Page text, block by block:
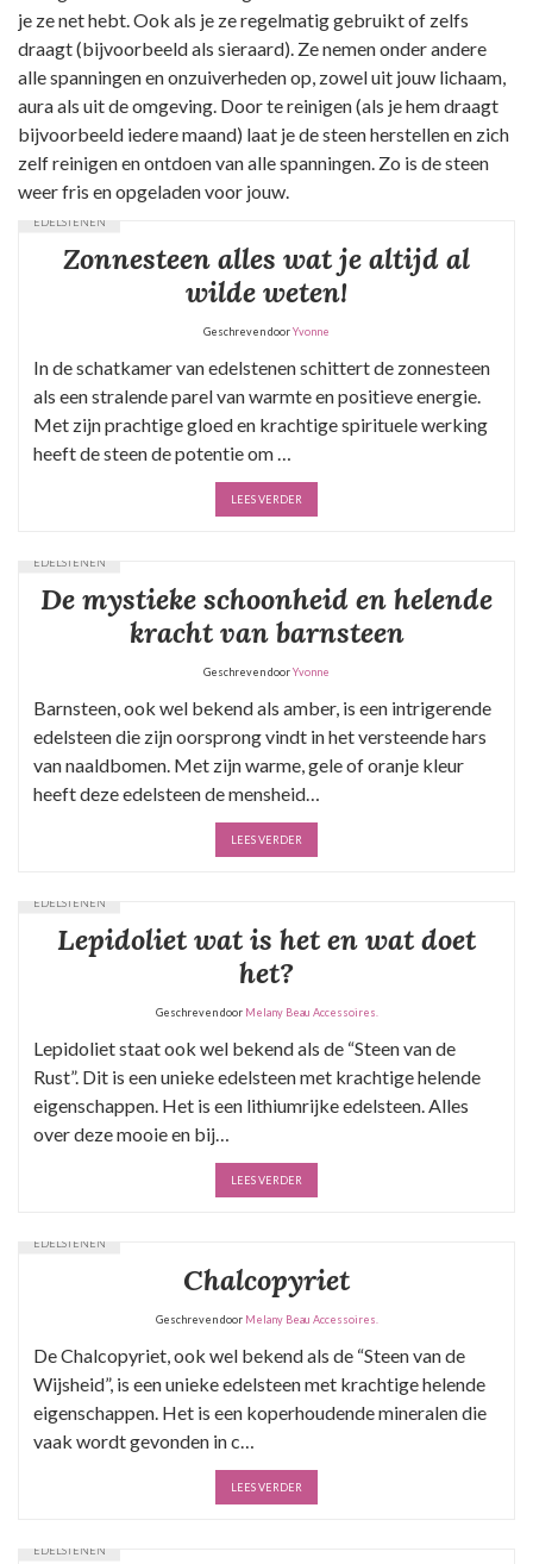
je ze net hebt. Ook als je ze regelmatig gebruikt of zelfs
draagt (bijvoorbeeld als sieraard). Ze nemen onder andere
alle spanningen en onzuiverheden op, zowel uit jouw lichaam,
aura als uit de omgeving. Door te reinigen (als je hem draagt
bijvoorbeeld iedere maand) laat je de steen herstellen en zich
zelf reinigen en ontdoen van alle spanningen. Zo is de steen
weer fris en opgeladen voor jouw.
EDELSTENEN
Zonnesteen alles wat je altijd al
wilde weten!
Geschreven doorYvonne
In de schatkamer van edelstenen schittert de zonnesteen
als een stralende parel van warmte en positieve energie.
Met zijn prachtige gloed en krachtige spirituele werking
heeft de steen de potentie om …
LEES VERDER
EDELSTENEN
De mystieke schoonheid en helende
kracht van barnsteen
Geschreven doorYvonne
Barnsteen, ook wel bekend als amber, is een intrigerende
edelsteen die zijn oorsprong vindt in het versteende hars
van naaldbomen. Met zijn warme, gele of oranje kleur
heeft deze edelsteen de mensheid…
LEES VERDER
EDELSTENEN
Lepidoliet wat is het en wat doet
het?
Geschreven door Melany Beau Accessoires.
Lepidoliet staat ook wel bekend als de “Steen van de
Rust”. Dit is een unieke edelsteen met krachtige helende
eigenschappen. Het is een lithiumrijke edelsteen. Alles
over deze mooie en bij…
LEES VERDER
EDELSTENEN
Chalcopyriet
Geschreven door Melany Beau Accessoires.
De Chalcopyriet, ook wel bekend als de “Steen van de
Wijsheid”, is een unieke edelsteen met krachtige helende
eigenschappen. Het is een koperhoudende mineralen die
vaak wordt gevonden in c…
LEES VERDER
EDELSTENEN